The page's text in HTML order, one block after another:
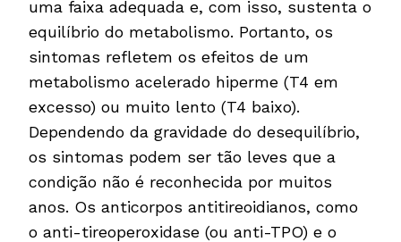
uma faixa adequada e, com isso, sustenta o
equilíbrio do metabolismo. Portanto, os
sintomas refletem os efeitos de um
metabolismo acelerado hiperme (T4 em
excesso) ou muito lento (T4 baixo).
Dependendo da gravidade do desequilíbrio,
os sintomas podem ser tão leves que a
condição não é reconhecida por muitos
anos. Os anticorpos antitireoidianos, como
o anti-tireoperoxidase (ou anti-TPO) e o